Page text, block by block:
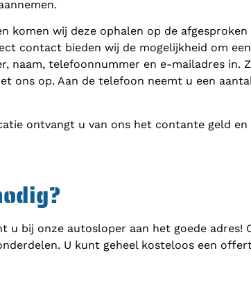
komen wij deze ophalen op de
contact bieden wij de mogelijkheid om
naam, telefoonnummer en e-mailadres in.
ons op. Aan de telefoon neemt u een
ontvangt u van ons het contante geld en
u bij onze autosloper aan het goede adres!
U kunt geheel kosteloos een